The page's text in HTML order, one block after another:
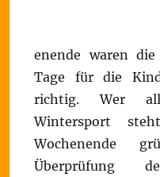
enende waren
Tage für die
richtig. Wer
Wintersport
Wochenende
Überprüfung